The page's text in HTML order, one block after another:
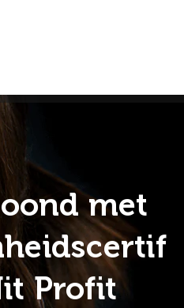
met
Profit